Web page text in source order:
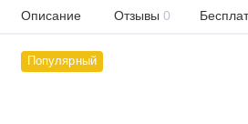
Описание Отзывы 0
Популярный